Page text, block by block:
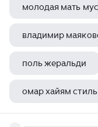
молодая мать
владимир
поль жеральди
омар хайям стиль